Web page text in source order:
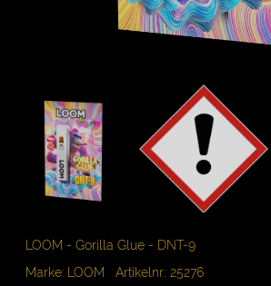
LOOM - Gorilla Glue - DNT-9
Marke: LOOM Artikelnr.: 25276